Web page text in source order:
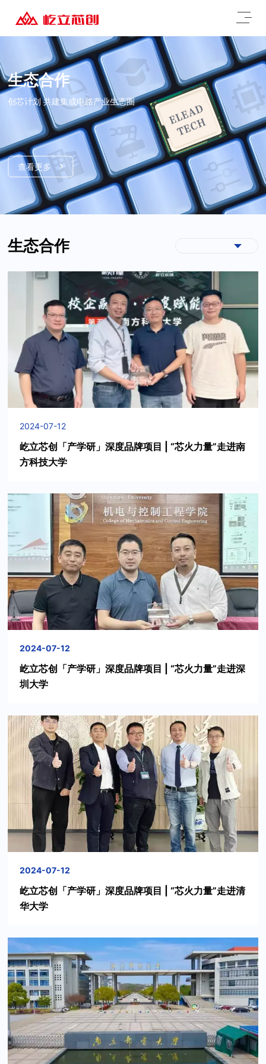
生态合作
创芯计划 共建集成电路产业生态圈
查看更多
生态合作
2024-07-12
屹立芯创「产学研」深度品牌项目 | “芯火力量”走进南
方科技大学
2024-07-12
屹立芯创「产学研」深度品牌项目 | “芯火力量”走进深
圳大学
2024-07-12
屹立芯创「产学研」深度品牌项目 | “芯火力量”走进清
华大学